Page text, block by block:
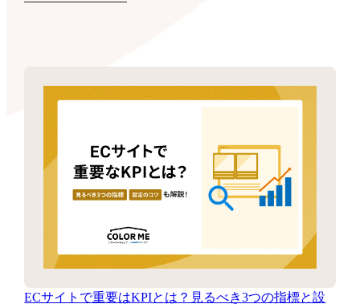
ECサイトで重要はKPIとは？見るべき3つの指標と設